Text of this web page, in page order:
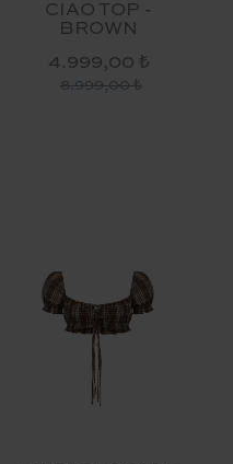
CIAO TOP -
BROWN
4.999,00 ₺
8.999,00 ₺